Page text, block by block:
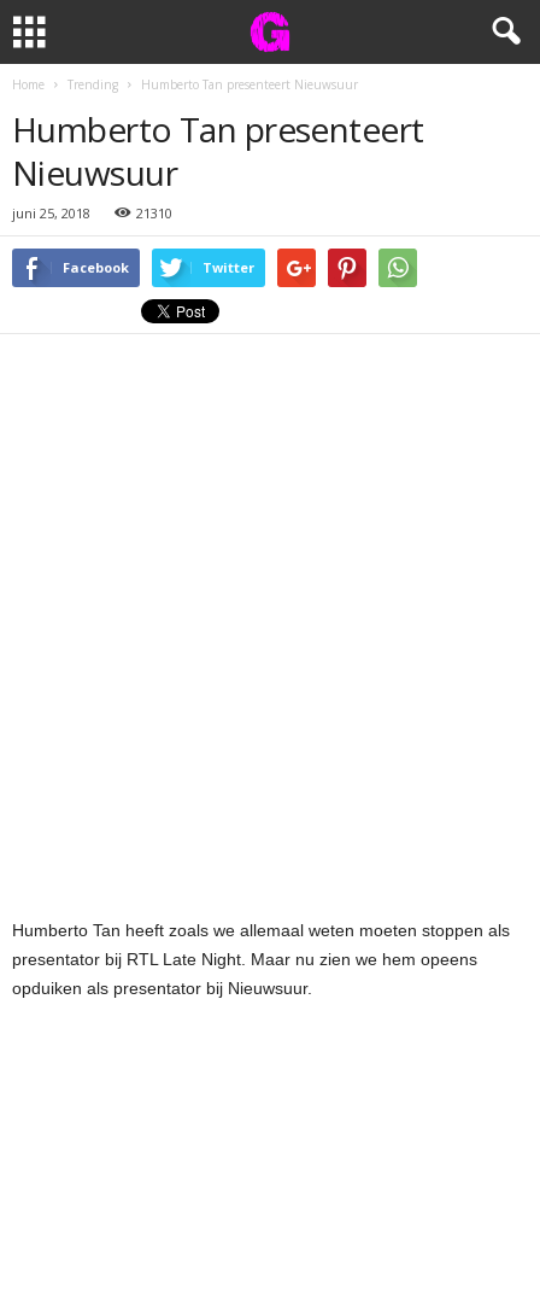
Home Trending Humberto Tan presenteert Nieuwsuur
Humberto Tan presenteert
Nieuwsuur
juni 25, 2018 21310
Facebook Twitter
Humberto Tan heeft zoals we allemaal weten moeten stoppen als
presentator bij RTL Late Night. Maar nu zien we hem opeens
opduiken als presentator bij Nieuwsuur.